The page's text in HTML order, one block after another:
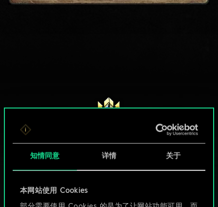
知情同意 详情 关于
本网站使用 Cookies
HOW ABOUT A ROUND OF GWENT?